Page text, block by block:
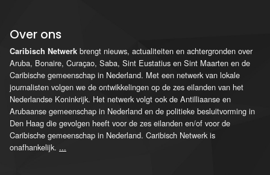
Over ons
Caribisch Netwerk brengt nieuws, actualiteiten en achtergronden over
Aruba, Bonaire, Curaçao, Saba, Sint Eustatius en Sint Maarten en de
Caribische gemeenschap in Nederland. Met een netwerk van lokale
journalisten volgen we de ontwikkelingen op de zes eilanden van het
Nederlandse Koninkrijk. Het netwerk volgt ook de Antilliaanse en
Arubaanse gemeenschap in Nederland en de politieke besluitvorming in
Den Haag die gevolgen heeft voor de zes eilanden en/of voor de
Caribische gemeenschap in Nederland. Caribisch Netwerk is
onafhankelijk. ...